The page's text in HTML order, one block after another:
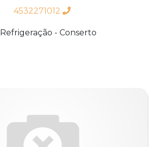
4532271012
Refrigeração - Conserto